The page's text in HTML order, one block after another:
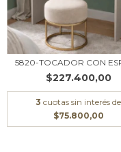
5820-TOCADOR CON
$227.400,00
3 cuotas sin interés de
$75.800,00